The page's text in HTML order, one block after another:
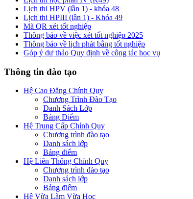
Lịch thi HPV (lần 1) - khóa 48
Lịch thi HPIII (lần 1) - Khóa 49
Mã QR xét tốt nghiệp
Thông báo về việc xét tốt nghiệp 2025
Thông báo về lịch phát bằng tốt nghiệp
Góp ý dự thảo Quy định về công tác học vụ
Thông tin đào tạo
Hệ Cao Đẳng Chính Quy
Chương Trình Đào Tạo
Danh Sách Lớp
Bảng Điểm
Hệ Trung Cấp Chính Quy
Chương trình đào tạo
Danh sách lớp
Bảng điểm
Hệ Liên Thông Chính Quy
Chương trình đào tạo
Danh sách lớp
Bảng điểm
Hệ Vừa Làm Vừa Học